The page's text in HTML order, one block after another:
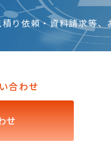
り依頼・資料請求等、
合わせ
せ